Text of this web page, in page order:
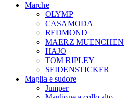
Marche
OLYMP
CASAMODA
REDMOND
MAERZ MUENCHEN
HAJO
TOM RIPLEY
SEIDENSTICKER
Maglia e sudore
Jumper